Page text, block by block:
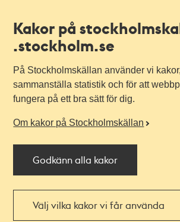
Kakor på
.stockholm.se
På Stockholmskällan använder vi
sammanställa statistik och för att
fungera på ett bra sätt för dig.
Om kakor på Stockholmskällan
Godkänn alla kakor
Välj vilka kakor vi får använda